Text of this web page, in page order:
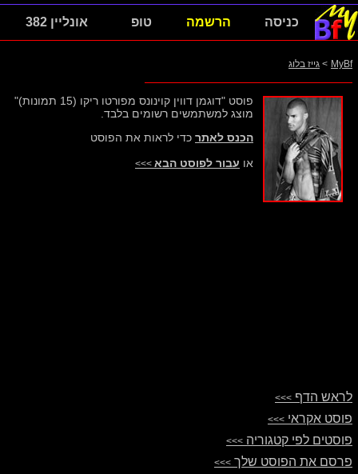
כניסה הרשמה טופ אונליין 382
MyBf
> גייז בלוג
פוסט "דוגמן דווין קוינונס מפורטו ריקו (15 תמונות)"
מוצג למשתמשים רשומים בלבד.
הכנס לאתר כדי לראות את הפוסט
או עבור לפוסט הבא >>>
לראש הדף >>>
פוסט אקראי >>>
פוסטים לפי קטגוריה >>>
פרסם את הפוסט שלך >>>